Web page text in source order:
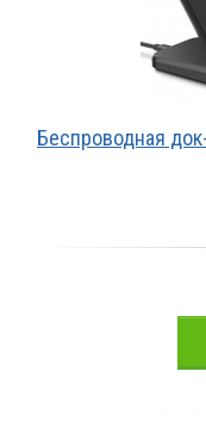
Беспроводная